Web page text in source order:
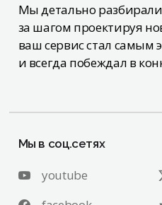
Мы детально
за шагом проектируя
ваш сервис стал самым
и всегда побеждал в
Мы в соц.сетях
youtube